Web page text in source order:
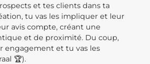
et tes clients dans ta
tu vas les impliquer et leur
avis compte, créant une
et de proximité. Du coup,
engagement et tu vas les
🏆).